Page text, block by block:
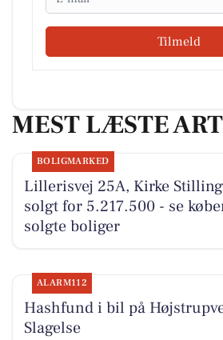
Tilmeld
MEST LÆSTE
BOLIGMARKED
Lillerisvej 25A, Kirke
solgt for 5.217.500 - se
solgte boliger
ALARM112
Hashfund i bil på
Slagelse